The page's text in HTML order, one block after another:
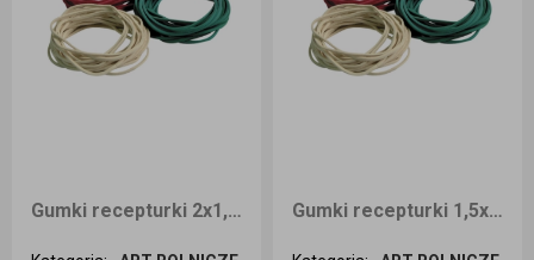
Gumki recepturki 2x1,1 1kg Gumki recepturki 1,5x1,1 1kg